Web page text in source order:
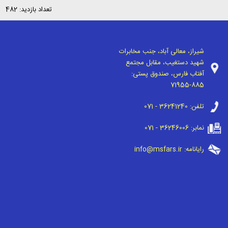
تعداد بازدید: 482
شیراز، معالی آباد، جنب مخابرات
شهید دستغیب، مقابل مجتمع
آفتاب فارس، صندوق پستی:
71955-885
تلفن: 071 - 36241240
نمابر:071 - 36246006
رایانامه:info@msfars.ir